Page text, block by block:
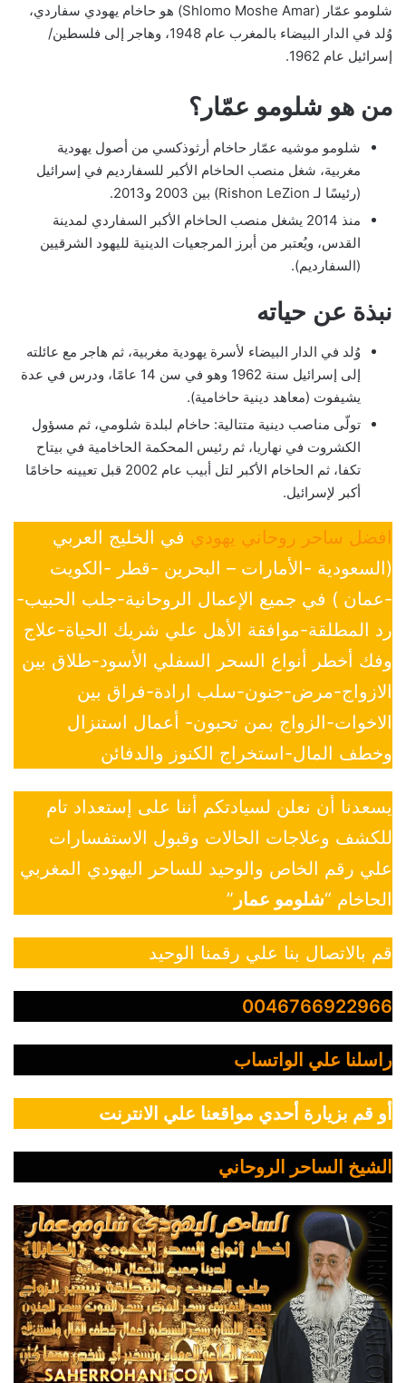
شلومو عمّار (Shlomo Moshe Amar) هو حاخام يهودي سفاردي،
وُلد في الدار البيضاء بالمغرب عام 1948، وهاجر إلى فلسطين/
إسرائيل عام 1962.
من هو شلومو عمّار؟
شلومو موشيه عمّار حاخام أرثوذكسي من أصول يهودية
مغربية، شغل منصب الحاخام الأكبر للسفارديم في إسرائيل
(رئيسًا لـ Rishon LeZion) بين 2003 و2013.
منذ 2014 يشغل منصب الحاخام الأكبر السفاردي لمدينة
القدس، ويُعتبر من أبرز المرجعيات الدينية لليهود الشرقيين
(السفارديم).
نبذة عن حياته
وُلد في الدار البيضاء لأسرة يهودية مغربية، ثم هاجر مع عائلته
إلى إسرائيل سنة 1962 وهو في سن 14 عامًا، ودرس في عدة
يشيفوت (معاهد دينية حاخامية).
تولّى مناصب دينية متتالية: حاخام لبلدة شلومي، ثم مسؤول
الكشروت في نهاريا، ثم رئيس المحكمة الحاخامية في بيتاح
تكفا، ثم الحاخام الأكبر لتل أبيب عام 2002 قبل تعيينه حاخامًا
أكبر لإسرائيل.
افضل ساحر روحاني يهودي في الخليج العربي
(السعودية -الأمارات – البحرين -قطر -الكويت
-عمان ) في جميع الإعمال الروحانية-جلب الحبيب-
رد المطلقة-موافقة الأهل علي شريك الحياة-علاج
وفك أخطر أنواع السحر السفلي الأسود-طلاق بين
الازواج-مرض-جنون-سلب ارادة-فراق بين
الاخوات-الزواج بمن تحبون- أعمال استنزال
وخطف المال-استخراج الكنوز والدفائن
يسعدنا أن نعلن لسيادتكم أننا على إستعداد تام
للكشف وعلاجات الحالات وقبول الاستفسارات
علي رقم الخاص والوحيد للساحر اليهودي المغربي
الحاخام “شلومو عمار ”
قم بالاتصال بنا علي رقمنا الوحيد
0046766922966
راسلنا علي الواتساب
أو قم بزيارة أحدي مواقعنا علي الانترنت
الشيخ الساحر الروحاني